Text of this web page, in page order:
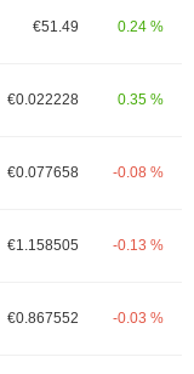
€51.49 0.24 %
€0.022228 0.35 %
€0.077658 -0.08 %
€1.158505 -0.13 %
€0.867552 -0.03 %